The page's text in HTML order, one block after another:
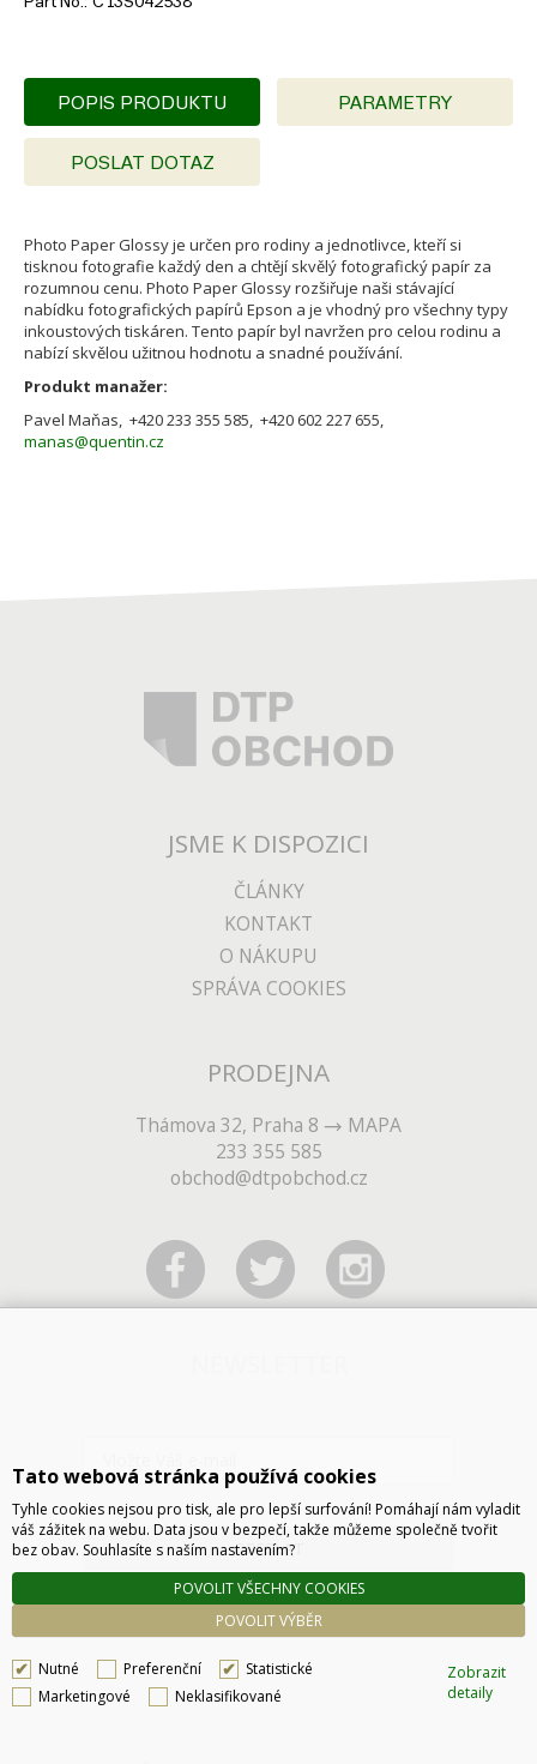
POPIS PRODUKTU PARAMETRY
POSLAT DOTAZ
Photo Paper Glossy je určen pro rodiny a jednotlivce, kteří si
tisknou fotografie každý den a chtějí skvělý fotografický papír za
rozumnou cenu. Photo Paper Glossy rozšiřuje naši stávající
nabídku fotografických papírů Epson a je vhodný pro všechny typy
inkoustových tiskáren. Tento papír byl navržen pro celou rodinu a
nabízí skvělou užitnou hodnotu a snadné používání.
Produkt manažer:
Pavel Maňas, +420 233 355 585, +420 602 227 655,
manas@quentin.cz
JSME K DISPOZICI
ČLÁNKY
KONTAKT
O NÁKUPU
SPRÁVA COOKIES
PRODEJNA
Thámova 32, Praha 8
MAPA
233 355 585
obchod@dtpobchod.cz
ODESLAT
Tato webová stránka používá cookies
Tyhle cookies nejsou pro tisk, ale pro lepší surfování! Pomáhají nám vyladit
váš zážitek na webu. Data jsou v bezpečí, takže můžeme společně tvořit
bez obav. Souhlasíte s naším nastavením?
POVOLIT VÝBĚR
POVOLIT VŠECHNY COOKIES
Nutné Preferenční
Statistické
Marketingové
Neklasifikované
Zobrazit
detaily